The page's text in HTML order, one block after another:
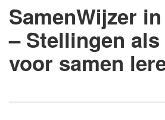
SamenWijzer
– Stellingen
voor samen